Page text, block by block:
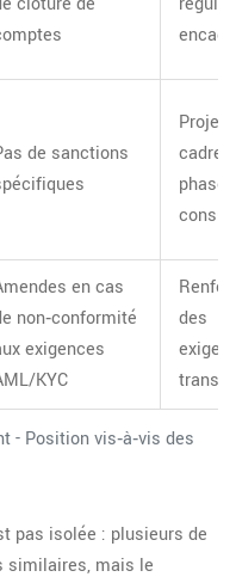
- Position vis‑à‑vis des
de sanctions
Projet
cadre
phase
en cas
non‑conformité
exigences
KYC
des
pas isolée : plusieurs de
similaires, mais le